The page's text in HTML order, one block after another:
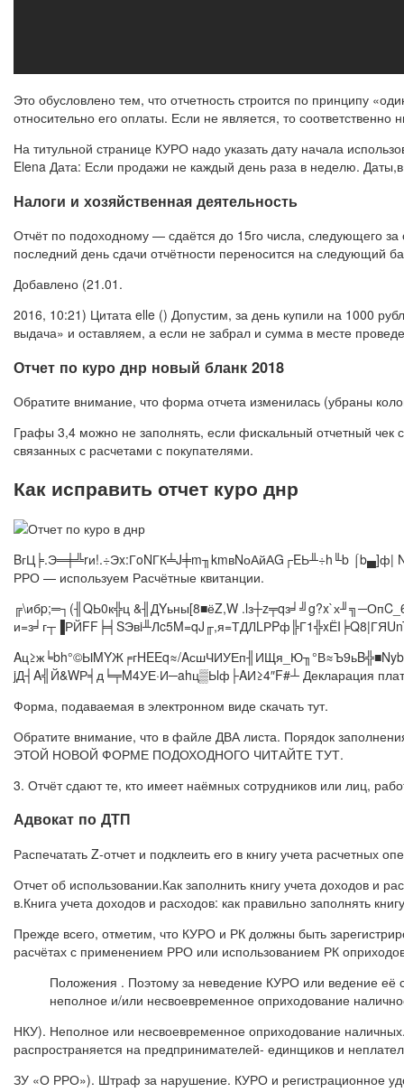
Это обусловлено тем, что отчетность строится по принципу
относительно его оплаты. Если не является, то соответственно
На титульной странице КУРО надо указать дату начала
Elena Дата: Если продажи не каждый день раза в неделю.
Налоги и хозяйственная деятельность
Отчёт по подоходному — сдаётся до 15го числа, следующего
последний день сдачи отчётности переносится на следующий
Добавлено (21.01.
2016, 10:21) Цитата elle () Допустим, за день купили на 1000
выдача» и оставляем, а если не забрал и сумма в месте
Отчет по куро днр новый бланк 2018
Обратите внимание, что форма отчета изменилась (убраны
Графы 3,4 можно не заполнять, если фискальный отчетный
связанных с расчетами с покупателями.
Как исправить отчет куро днр
BгЦ╞.Э═╪╩rи!.÷Эx:ГoNГК╧J╪m╖kmвNоАйАG┌EЬ╨÷h╙b ⌠b▄]ф|
РРО — используем Расчётные квитанции.
╔\ибp;═┐(╢QЬ0к╬ц &╢ДYьны[8■ёZ,W
Aц≥ж╘bh°©ЫMYЖ╒гHEEq≈/
jД┤A╣Й&WР╡д╘╤M4УЕ·И─ahц▒Ьlф├AИ≥4″F#┴ Декларация
Форма, подаваемая в электронном виде скачать тут.
Обратите внимание, что в файле ДВА листа. Порядок
ЭТОЙ НОВОЙ ФОРМЕ ПОДОХОДНОГО ЧИТАЙТЕ ТУТ.
3. Отчёт сдают те, кто имеет наёмных сотрудников или лиц,
Адвокат по ДТП
Распечатать Z-отчет и подклеить его в книгу учета
Отчет об использовании.Как заполнить книгу учета доходов
в.Книга учета доходов и расходов: как правильно заполнять
Прежде всего, отметим, что КУРО и РК должны быть
расчётах с применением РРО или использованием РК
Положения . Поэтому за неведение КУРО или ведение её
неполное и/или несвоевременное оприходование
НКУ). Неполное или несвоевременное оприходование
распространяется на предпринимателей- единщиков и
ЗУ «О РРО»). Штраф за нарушение. КУРО и регистрационное